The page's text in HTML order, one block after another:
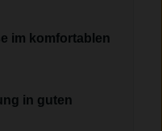
im komfortablen
in guten